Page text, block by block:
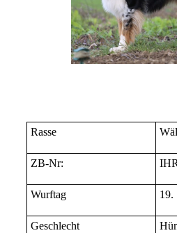
Rasse
ZB-Nr: IHR
Wurftag 19.
Geschlecht